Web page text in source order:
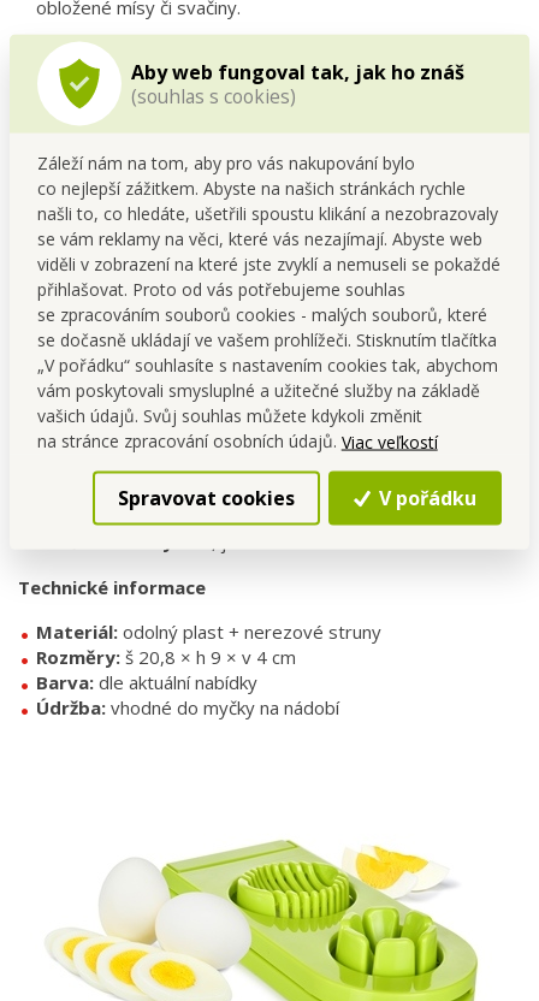
Aby web fungoval tak, jak ho znáš
(souhlas s cookies)
Záleží nám na tom, aby pro vás nakupování bylo
co nejlepší zážitkem. Abyste na našich stránkách rychle
našli to, co hledáte, ušetřili spoustu klikání a nezobrazovaly
se vám reklamy na věci, které vás nezajímají. Abyste web
viděli v zobrazení na které jste zvyklí a nemuseli se pokaždé
přihlašovat. Proto od vás potřebujeme souhlas
se zpracováním souborů cookies - malých souborů, které
se dočasně ukládají ve vašem prohlížeči. Stisknutím tlačítka
„V pořádku“ souhlasíte s nastavením cookies tak, abychom
vám poskytovali smysluplné a užitečné služby na základě
vašich údajů. Svůj souhlas můžete kdykoli změnit
na stránce zpracování osobních údajů. Viac veľkostí
Spravovat cookies V pořádku
obložené mísy či svačiny.
VÝHODY:
Nerezové strunypro hladký a čistý řez.
Odolný tvrzený plast
Univerzální použitína různé potraviny.
Použití a tipy pro uživatele
Polož vejce do vybrání a jedním pohybem sklop víko se
strunami.
Při použití funkce na měsíčky lehce natoč držák a opakuj
proces.
Vyzkoušej namozzarellu do salátu Capresenebo na
žampiony do rychlé pizzy.
FAQ
Na co dalšího mohu použít?Na mozzarellu, žampiony,
měkké ovoce.
Technické informace
Materiál: odolný plast + nerezové struny
Rozměry: š 20,8 × h 9 × v 4 cm
Barva: dle aktuální nabídky
Údržba: vhodné do myčky na nádobí